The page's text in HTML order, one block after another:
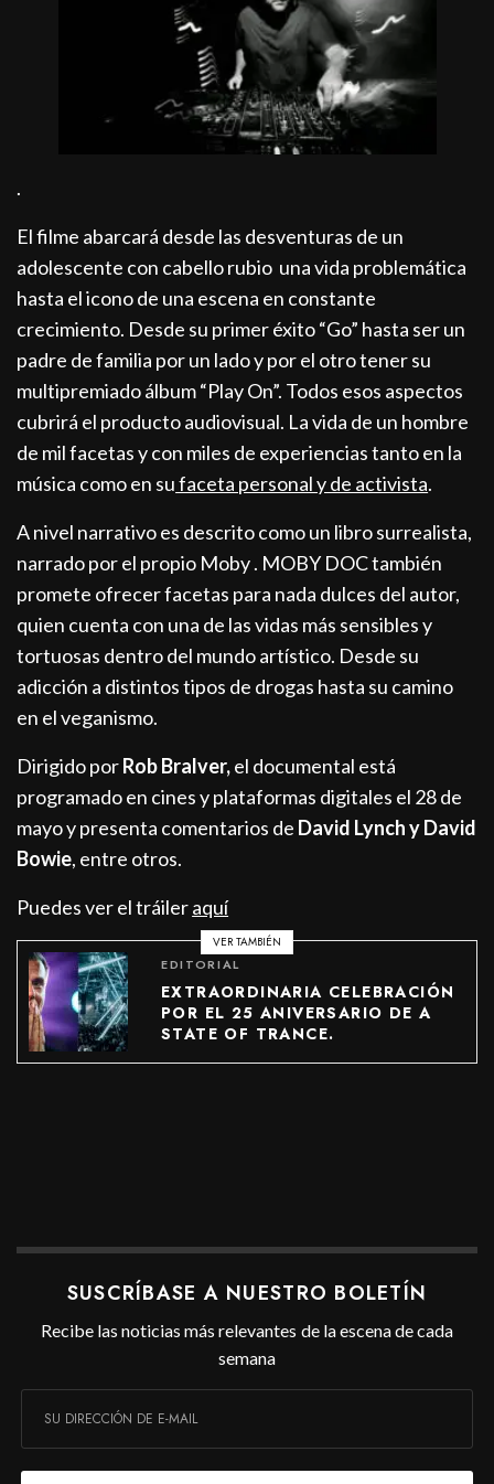
.
El filme abarcará desde las desventuras de un
adolescente con cabello rubio una vida problemática
hasta el icono de una escena en constante
crecimiento. Desde su primer éxito “Go” hasta ser un
padre de familia por un lado y por el otro tener su
multipremiado álbum “Play On”. Todos esos aspectos
cubrirá el producto audiovisual. La vida de un hombre
de mil facetas y con miles de experiencias tanto en la
música como en sufaceta personal y de activista.
A nivel narrativo es descrito como un libro surrealista,
narrado por el propio Moby . MOBY DOC también
promete ofrecer facetas para nada dulces del autor,
quien cuenta con una de las vidas más sensibles y
tortuosas dentro del mundo artístico. Desde su
adicción a distintos tipos de drogas hasta su camino
en el veganismo.
Dirigido porRob Bralver,el documental está
programado en cines y plataformas digitales el 28 de
mayo y presenta comentarios de David Lynch y David
Bowie, entre otros.
Puedes ver el tráileraquí
VER TAMBIÉN
EDITORIAL
EXTRAORDINARIA CELEBRACIÓN
POR EL 25 ANIVERSARIO DE A
STATE OF TRANCE.
SUSCRÍBASE A NUESTRO BOLETÍN
Recibe las noticias más relevantes de la escena de cada
semana